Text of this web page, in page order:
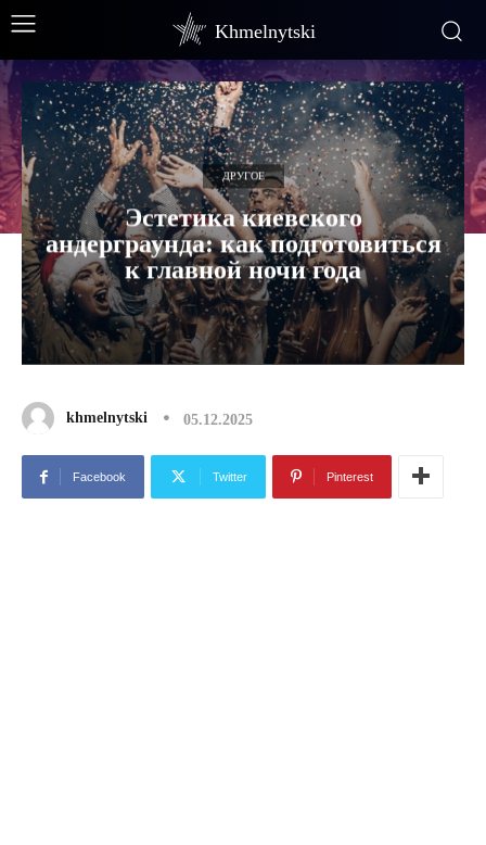
Khmelnytski
ДРУГОЕ
Эстетика киевского
андерграунда: как подготовиться
к главной ночи года
khmelnytski 05.12.2025
Facebook Twitter Pinterest